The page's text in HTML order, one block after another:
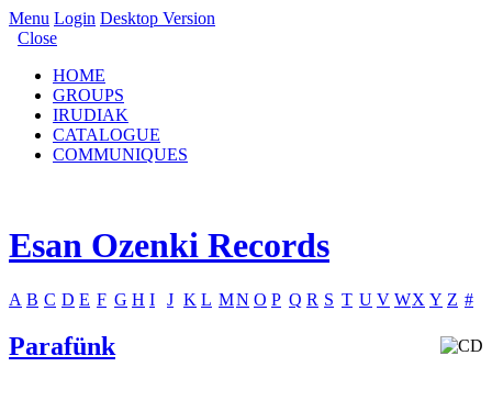
Menu Login Desktop Version
Close
HOME
GROUPS
IRUDIAK
CATALOGUE
COMMUNIQUES
Esan Ozenki Records
A B C D E F G H I J K L MN O P Q R S T U V WX Y Z #
Parafünk